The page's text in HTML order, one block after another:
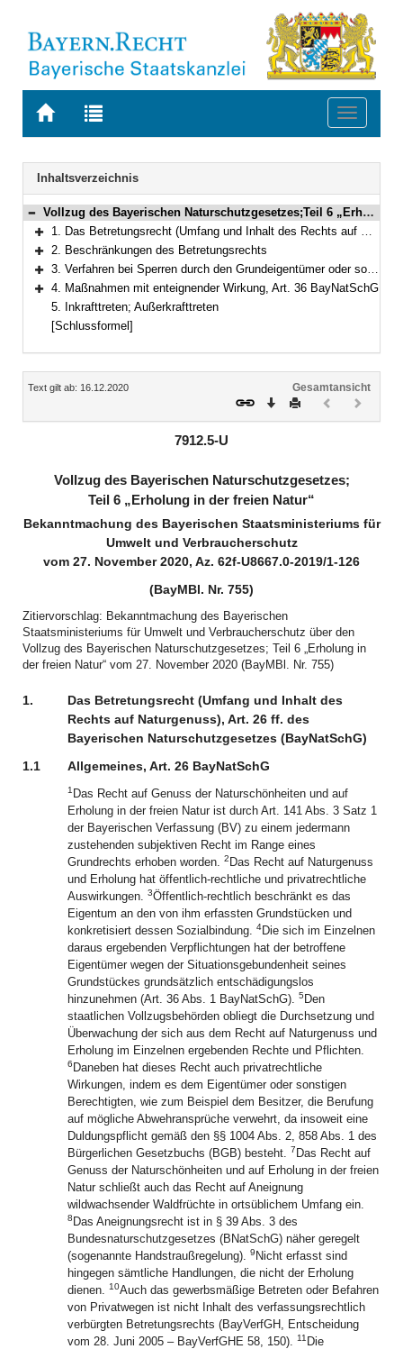
Zur
BAYERN.RECHT
Zur
letzten
Suche
Toggle
Navigation
Inhaltsverzeichnis
Bereich reduzieren
Vollzug des Bayerischen Naturschutzgesetzes;Teil 6 „Erholung in der freien Natur“
Bereich erweitern
1. Das Betretungsrecht (Umfang und Inhalt des Rechts auf Naturgenuss), Art. 26 ff. des Bayerischen Naturschutzgesetzes (BayNatSchG)
Bereich erweitern
2. Beschränkungen des Betretungsrechts
Bereich erweitern
3. Verfahren bei Sperren durch den Grundeigentümer oder sonstige Berechtigte und bei Beseitigungsanordnungen, Art. 34 BayNatSchG
Bereich erweitern
4. Maßnahmen mit enteignender Wirkung, Art. 36 BayNatSchG
5. Inkrafttreten; Außerkrafttreten
[Schlussformel]
Inhalt
Text gilt ab: 16.12.2020
Gesamtansicht
Download
DruckenVorheriges
7912.5-U
Vollzug des Bayerischen Naturschutzgesetzes;
Teil 6 „Erholung in der freien Natur“
Bekanntmachung des Bayerischen Staatsministeriums für
Umwelt und Verbraucherschutz
vom 27. November 2020, Az. 62f-U8667.0-2019/1-126
(BayMBl. Nr. 755)
Zitiervorschlag: Bekanntmachung des Bayerischen
Staatsministeriums für Umwelt und Verbraucherschutz über den
Vollzug des Bayerischen Naturschutzgesetzes; Teil 6 „Erholung in
der freien Natur“ vom 27. November 2020 (BayMBl. Nr. 755)
1.
Das Betretungsrecht (Umfang und Inhalt des
Rechts auf Naturgenuss), Art. 26 ff. des
Bayerischen Naturschutzgesetzes (BayNatSchG)
1.1
Allgemeines, Art. 26 BayNatSchG
1 Das Recht auf Genuss der Naturschönheiten und auf
Erholung in der freien Natur ist durch Art. 141 Abs. 3 Satz 1
der Bayerischen Verfassung (BV) zu einem jedermann
zustehenden subjektiven Recht im Range eines
Grundrechts erhoben worden. 2 Das Recht auf Naturgenuss
und Erholung hat öffentlich-rechtliche und privatrechtliche
Auswirkungen. 3Öffentlich-rechtlich beschränkt es das
Eigentum an den von ihm erfassten Grundstücken und
konkretisiert dessen Sozialbindung. 4Die sich im Einzelnen
daraus ergebenden Verpflichtungen hat der betroffene
Eigentümer wegen der Situationsgebundenheit seines
Grundstückes grundsätzlich entschädigungslos
hinzunehmen (Art. 36 Abs. 1 BayNatSchG). 5 Den
staatlichen Vollzugsbehörden obliegt die Durchsetzung und
Überwachung der sich aus dem Recht auf Naturgenuss und
Erholung im Einzelnen ergebenden Rechte und Pflichten.
6 Daneben hat dieses Recht auch privatrechtliche
Wirkungen, indem es dem Eigentümer oder sonstigen
Berechtigten, wie zum Beispiel dem Besitzer, die Berufung
auf mögliche Abwehransprüche verwehrt, da insoweit eine
Duldungspflicht gemäß den §§ 1004 Abs. 2, 858 Abs. 1 des
Bürgerlichen Gesetzbuchs (BGB) besteht. 7 Das Recht auf
Genuss der Naturschönheiten und auf Erholung in der freien
Natur schließt auch das Recht auf Aneignung
wildwachsender Waldfrüchte in ortsüblichem Umfang ein.
8 Das Aneignungsrecht ist in § 39 Abs. 3 des
Bundesnaturschutzgesetzes (BNatSchG) näher geregelt
(sogenannte Handstraußregelung). 9 Nicht erfasst sind
hingegen sämtliche Handlungen, die nicht der Erholung
dienen. 10Auch das gewerbsmäßige Betreten oder Befahren
von Privatwegen ist nicht Inhalt des verfassungsrechtlich
verbürgten Betretungsrechts (BayVerfGH, Entscheidung
vom 28. Juni 2005 – BayVerfGHE 58, 150). 11 Die